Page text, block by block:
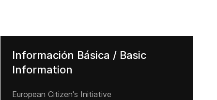
Información Básica / Basic
Information
European Citizen's Initiative